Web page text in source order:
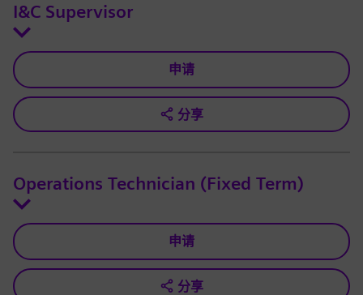
I&C Supervisor
申请
分享
Operations Technician (Fixed Term)
申请
分享